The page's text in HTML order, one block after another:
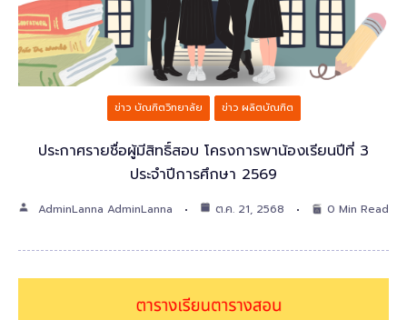
ข่าว บัณฑิตวิทยาลัย ข่าว ผลิตบัณฑิต
ประกาศรายชื่อผู้มีสิทธิ์สอบ โครงการพาน้องเรียนปีที่ 3
ประจำปีการศึกษา 2569
AdminLanna AdminLanna ต.ค. 21, 2568 0 Min Read